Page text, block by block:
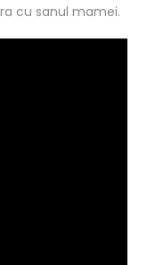
cu sanul mamei.